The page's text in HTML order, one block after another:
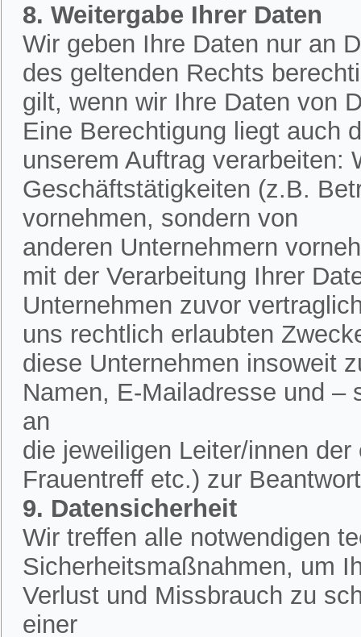
8. Weitergabe Ihrer Daten
Wir geben Ihre Daten nur an
des geltenden Rechts
gilt, wenn wir Ihre Daten von
Eine Berechtigung liegt auch
unserem Auftrag verarbeiten:
Geschäftstätigkeiten (z.B.
vornehmen, sondern von
anderen Unternehmern
mit der Verarbeitung Ihrer
Unternehmen zuvor
uns rechtlich erlaubten
diese Unternehmen insoweit
Namen, E-Mailadresse und –
an
die jeweiligen Leiter/innen
Frauentreff etc.) zur
9. Datensicherheit
Wir treffen alle notwendigen
Sicherheitsmaßnahmen, um
Verlust und Missbrauch zu
einer